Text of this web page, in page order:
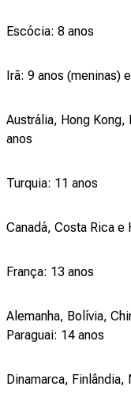
Escócia: 8 anos
Irã: 9 anos (meninas)
Austrália, Hong Kong,
anos
Turquia: 11 anos
Canadá, Costa Rica e
França: 13 anos
Alemanha, Bolívia,
Paraguai: 14 anos
Dinamarca, Finlândia,